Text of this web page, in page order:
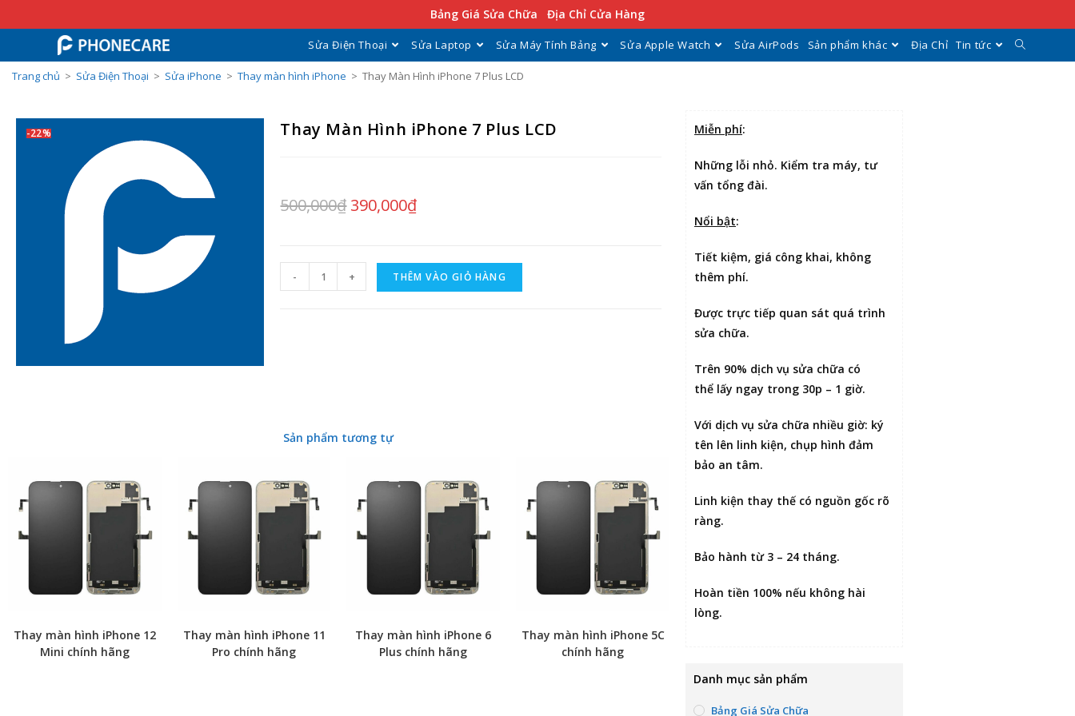
Bảng Giá Sửa Chữa Địa Chỉ Cửa Hàng
Sửa Điện Thoại Sửa Laptop Sửa Máy Tính Bảng Sửa Apple Watch Sửa AirPods Sản phẩm khác Địa Chỉ Tin tức
Trang chủ > Sửa Điện Thoại > Sửa iPhone > Thay màn hình iPhone > Thay Màn Hình iPhone 7 Plus LCD
-22% Thay Màn Hình iPhone 7 Plus LCD
500,000₫ 390,000₫
- + THÊM VÀO GIỎ HÀNG
Sản phẩm tương tự
Thay màn hình iPhone 12
Mini chính hãng
Thay màn hình iPhone 11
Pro chính hãng
Thay màn hình iPhone 6
Plus chính hãng
Thay màn hình iPhone 5C
chính hãng
Miễn phí:
Những lỗi nhỏ. Kiểm tra máy, tư
vấn tổng đài.
Nổi bật:
Tiết kiệm, giá công khai, không
thêm phí.
Được trực tiếp quan sát quá trình
sửa chữa.
Trên 90% dịch vụ sửa chữa có
thể lấy ngay trong 30p – 1 giờ.
Với dịch vụ sửa chữa nhiều giờ: ký
tên lên linh kiện, chụp hình đảm
bảo an tâm.
Linh kiện thay thế có nguồn gốc rõ
ràng.
Bảo hành từ 3 – 24 tháng.
Hoàn tiền 100% nếu không hài
lòng.
Danh mục sản phẩm
Bảng Giá Sửa Chữa